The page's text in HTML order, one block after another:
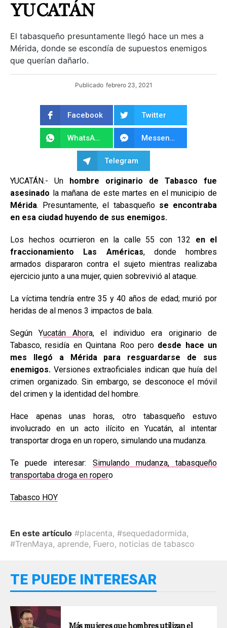
YUCATÁN
El tabasqueño presuntamente llegó hace un mes a
Mérida, donde se escondía de supuestos enemigos
que querían dañarlo.
Publicado febrero 23, 2021
Facebook Twitter
WhatsApp Messenger
Telegram
YUCATÁN.- Un hombre originario de Tabasco fue
asesinado la mañana de este martes en el municipio de
Mérida. Presuntamente, el tabasqueño se encontraba
en esa ciudad huyendo de sus enemigos.
Los hechos ocurrieron en la calle 55 con 132 en el
fraccionamiento Las Américas, donde hombres
armados dispararon contra el sujeto mientras realizaba
ejercicio junto a una mujer, quien sobrevivió al ataque.
La víctima tendría entre 35 y 40 años de edad; murió por
heridas de al menos 3 impactos de bala.
Según Yucatán Ahora, el individuo era originario de
Tabasco, residía en Quintana Roo pero desde hace un
mes llegó a Mérida para resguardarse de sus
enemigos. Versiones extraoficiales indican que huía del
crimen organizado. Sin embargo, se desconoce el móvil
del crimen y la identidad del hombre.
Hace apenas unas horas, otro tabasqueño estuvo
involucrado en un acto ilícito en Yucatán, al intentar
transportar droga en un ropero, simulando una mudanza.
Te puede interesar: Simulando mudanza, tabasqueño
transportaba droga en ropero
Tabasco HOY
En este artículo #placenta, #sequedadormida,
#TrenMaya, aprende, Fuero, noticias de tabasco
TE PUEDE INTERESAR
Más mujeres que hombres utilizan el